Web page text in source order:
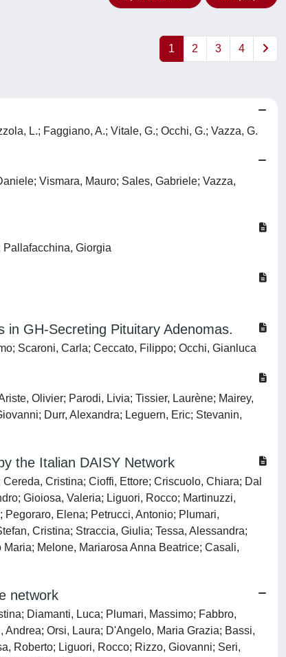
1 2 3 4
L.; Faggiano, A.; Vitale, G.; Occhi, G.; Vazza, G.
Vismara, Mauro; Sales, Gabriele; Vazza,
Pallafacchina, Giorgia
GH-Secreting Pituitary Adenomas.
Scaroni, Carla; Ceccato, Filippo; Occhi, Gianluca
Olivier; Parodi, Livia; Tissier, Laurène; Mairey,
Durr, Alexandra; Leguern, Eric; Stevanin,
the Italian DAISY Network
Cristina; Cioffi, Ettore; Criscuolo, Chiara; Dal
Gioiosa, Valeria; Liguori, Rocco; Martinuzzi,
Elena; Petrucci, Antonio; Plumari,
Cristina; Straccia, Giulia; Tessa, Alessandra;
Melone, Mariarosa Anna Beatrice; Casali,
network
Diamanti, Luca; Plumari, Massimo; Fabbro,
Orsi, Laura; D'Angelo, Maria Grazia; Bassi,
Roberto; Liguori, Rocco; Rizzo, Giovanni; Seri,